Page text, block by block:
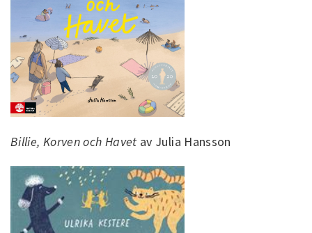
Billie, Korven och Havet av Julia Hansson